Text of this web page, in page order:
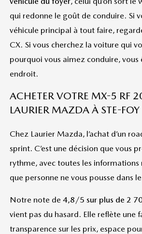
qui redonne le goût de conduire. Si
véhicule principal à tout faire,
CX. Si vous cherchez la voiture qui
pourquoi vous aimez conduire, vous
endroit.
ACHETER VOTRE MX-5 RF
LAURIER MAZDA À STE-FOY
Chez Laurier Mazda, l’achat d’un
sprint. C’est une décision que vous
rythme, avec toutes les informations
que personne ne vous pousse dans
Notre note de 4,8/5 sur plus de 2
vient pas du hasard. Elle reflète une
transparence sur les prix, espace